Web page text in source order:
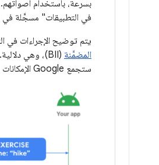
في التطبيقات" مسجَّلة في
يتم توضيح الإجراءات في
المضمَّنة
ستجمع Google الإمكانات الموضَّحة في